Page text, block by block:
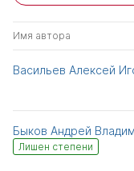
Имя автора
Васильев Алексей
Быков Андрей
Лишен степени